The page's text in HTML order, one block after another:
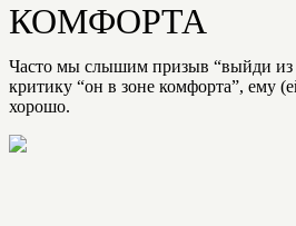
КОМФОРТА
Часто мы слышим призыв “выйди из
критику “он в зоне комфорта”, ему
хорошо.